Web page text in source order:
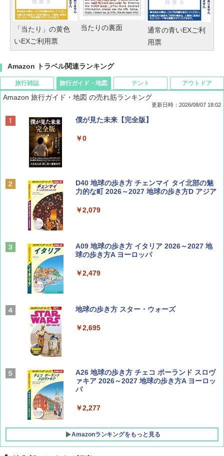
「当たり」の黄色
いEXご利用票
当たりの裏面
通常の青いEXご利
用票
Amazon トラベル関連ランキング
旅行雑誌
ディズニーファン ２０２６年 ９月号 [雑
BE-PAL(ビ-パル) 2026年 9 月号【特別付録:
SOTO ミニマル"旅"財布 ランダム2種】
￥1,500
山と溪谷 2026年8月号「南アルプス大全」
Coyote No.89 特集 星野道夫 夢見る旅
￥1,540
AIRLINE（エアライン）2026年9月号【特
集】ボーイング110周年を祝して！
旅行ガイド・地図
Amazon 旅行ガイド・地図 の売れ筋ランキング
更新日時：2026/08/07 18:02
僕が見た未来【完全版】
￥0
D40 地球の歩き方 チェンマイ タイ北部の魅
力的な町 2026～2027 地球の歩き方D アジア
￥2,079
A09 地球の歩き方 イタリア 2026～2027 地
球の歩き方A ヨーロッパ
￥2,479
地球の歩き方 スター・ウォーズ
￥2,695
A26 地球の歩き方 チェコ ポーランド スロヴ
ァキア 2026～2027 地球の歩き方A ヨーロッ
パ
￥2,277
Amazonランキングをもっと見る
テント アウトドア